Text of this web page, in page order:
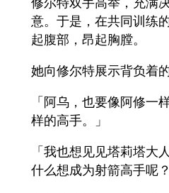
意。于是，在共同训练
起腹部，昂起胸膛。
她向修尔特展示背负着
「阿乌，也要像阿修一
样的高手。」
「我也想见见塔莉塔大
什么想成为射箭高手呢？